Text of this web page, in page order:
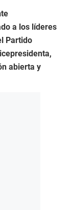
a los líderes
Partido
abierta y